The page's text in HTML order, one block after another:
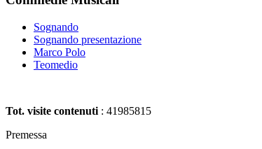
Sognando
Sognando presentazione
Marco Polo
Teomedio
Tot. visite contenuti : 41985815
Premessa